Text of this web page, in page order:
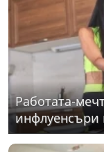
Работата-
инфлуенсъри